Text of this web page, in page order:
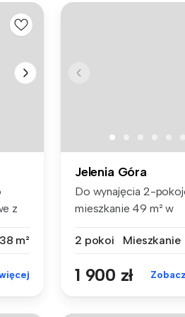
z
38 m²
Jelenia Góra
Do wynajęcia 2-
mieszkanie 49 m² w
2 pokoi
Mieszkanie
1 900 zł